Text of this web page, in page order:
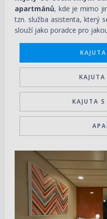
apartmánů, kde je mimo
tzn. služba asistenta, který
slouží jako poradce pro
KAJUTA